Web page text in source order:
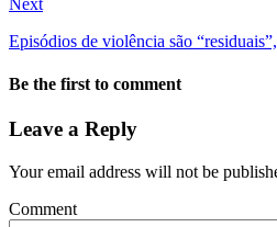
Episódios de violência são
Be the first to comment
Leave a Reply
Your email address will not be
Comment